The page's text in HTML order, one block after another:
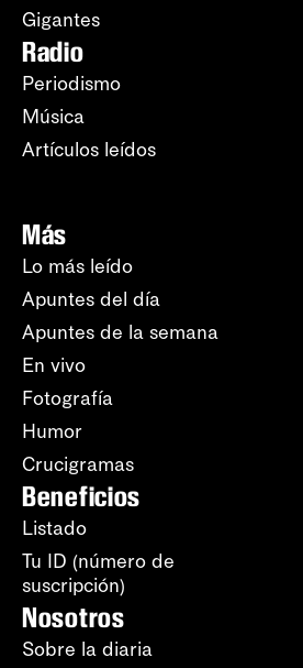
Gigantes
Radio
Periodismo
Música
Artículos leídos
Más
Lo más leído
Apuntes del día
Apuntes de la semana
En vivo
Fotografía
Humor
Crucigramas
Beneficios
Listado
Tu ID (número de
suscripción)
Nosotros
Sobre la diaria